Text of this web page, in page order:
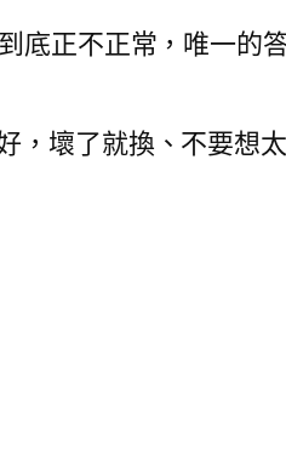
底正不正常，唯一的
，壞了就換、不要想